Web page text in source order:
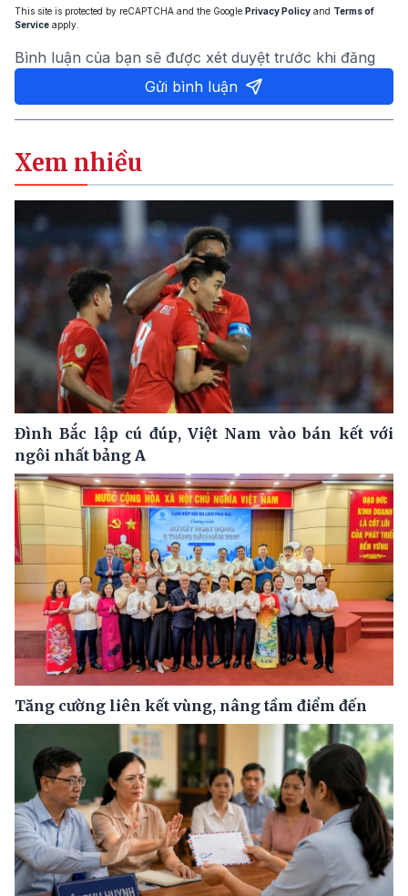
This site is protected by reCAPTCHA and the Google Privacy Policy and Terms of
Service apply.
Bình luận của bạn sẽ được xét duyệt trước khi đăng
Gửi bình luận
Xem nhiều
Đình Bắc lập cú đúp, Việt Nam vào bán kết với
ngôi nhất bảng A
Tăng cường liên kết vùng, nâng tầm điểm đến